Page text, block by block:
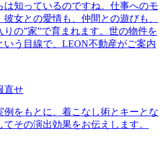
は知っているのですね。仕事へのモ
女との愛情も、仲間との遊びも、
の”家”で育まれます。世の物件を
いう目線で、LEON不動産がご案内
直せ
例をもとに、着こなし術とキーとな
その演出効果をお伝えします。